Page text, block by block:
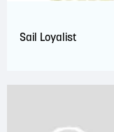
Sail Loyalist